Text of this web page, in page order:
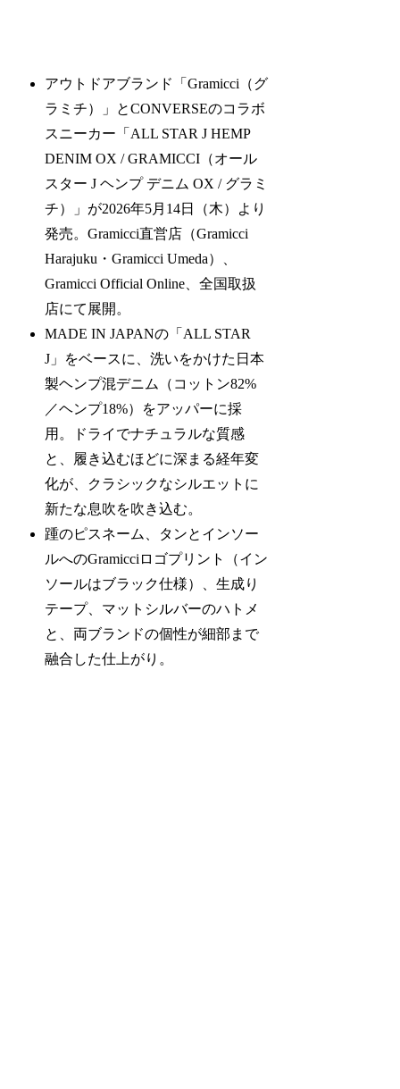
アウトドアブランド「Gramicci（グ
ラミチ）」とCONVERSEのコラボ
スニーカー「ALL STAR J HEMP
DENIM OX / GRAMICCI（オール
スター J ヘンプ デニム OX / グラミ
チ）」が2026年5月14日（木）より
発売。Gramicci直営店（Gramicci
Harajuku・Gramicci Umeda）、
Gramicci Official Online、全国取扱
店にて展開。
MADE IN JAPANの「ALL STAR
J」をベースに、洗いをかけた日本
製ヘンプ混デニム（コットン82%
／ヘンプ18%）をアッパーに採
用。ドライでナチュラルな質感
と、履き込むほどに深まる経年変
化が、クラシックなシルエットに
新たな息吹を吹き込む。
踵のピスネーム、タンとインソー
ルへのGramicciロゴプリント（イン
ソールはブラック仕様）、生成り
テープ、マットシルバーのハトメ
と、両ブランドの個性が細部まで
融合した仕上がり。